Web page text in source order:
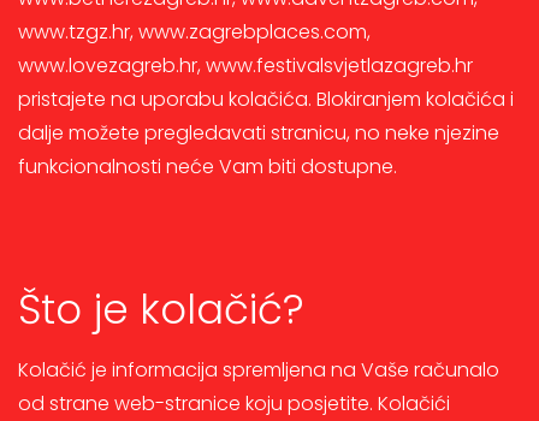
www.tzgz.hr, www.zagrebplaces.com,
www.lovezagreb.hr, www.festivalsvjetlazagreb.hr
pristajete na uporabu kolačića. Blokiranjem kolačića i
dalje možete pregledavati stranicu, no neke njezine
funkcionalnosti neće Vam biti dostupne.
Što je kolačić?
Kolačić je informacija spremljena na Vaše računalo
od strane web-stranice koju posjetite. Kolačići